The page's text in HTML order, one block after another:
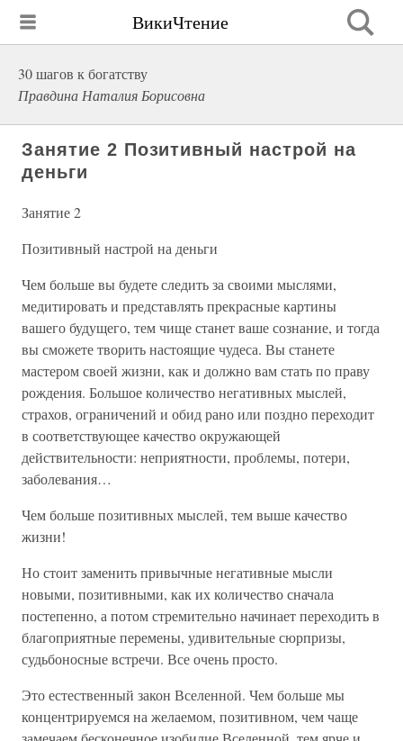
ВикиЧтение
30 шагов к богатству
Правдина Наталия Борисовна
Занятие 2 Позитивный настрой на
деньги
Занятие 2
Позитивный настрой на деньги
Чем больше вы будете следить за своими мыслями,
медитировать и представлять прекрасные картины
вашего будущего, тем чище станет ваше сознание, и тогда
вы сможете творить настоящие чудеса. Вы станете
мастером своей жизни, как и должно вам стать по праву
рождения. Большое количество негативных мыслей,
страхов, ограничений и обид рано или поздно переходит
в соответствующее качество окружающей
действительности: неприятности, проблемы, потери,
заболевания…
Чем больше позитивных мыслей, тем выше качество
жизни!
Но стоит заменить привычные негативные мысли
новыми, позитивными, как их количество сначала
постепенно, а потом стремительно начинает переходить в
благоприятные перемены, удивительные сюрпризы,
судьбоносные встречи. Все очень просто.
Это естественный закон Вселенной. Чем больше мы
концентрируемся на желаемом, позитивном, чем чаще